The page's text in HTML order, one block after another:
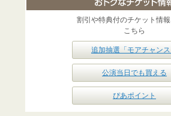
割引や特典付のチケット情
こちら
追加抽選「モアチャンス
公演当日でも買える
ぴあポイント